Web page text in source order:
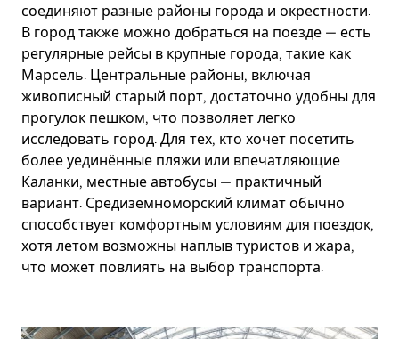
соединяют разные районы города и окрестности.
В город также можно добраться на поезде — есть
регулярные рейсы в крупные города, такие как
Марсель. Центральные районы, включая
живописный старый порт, достаточно удобны для
прогулок пешком, что позволяет легко
исследовать город. Для тех, кто хочет посетить
более уединённые пляжи или впечатляющие
Каланки, местные автобусы — практичный
вариант. Средиземноморский климат обычно
способствует комфортным условиям для поездок,
хотя летом возможны наплыв туристов и жара,
что может повлиять на выбор транспорта.